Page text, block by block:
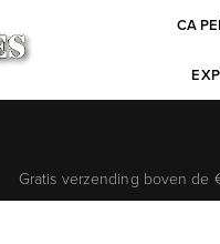
CA
Gratis verzending boven de